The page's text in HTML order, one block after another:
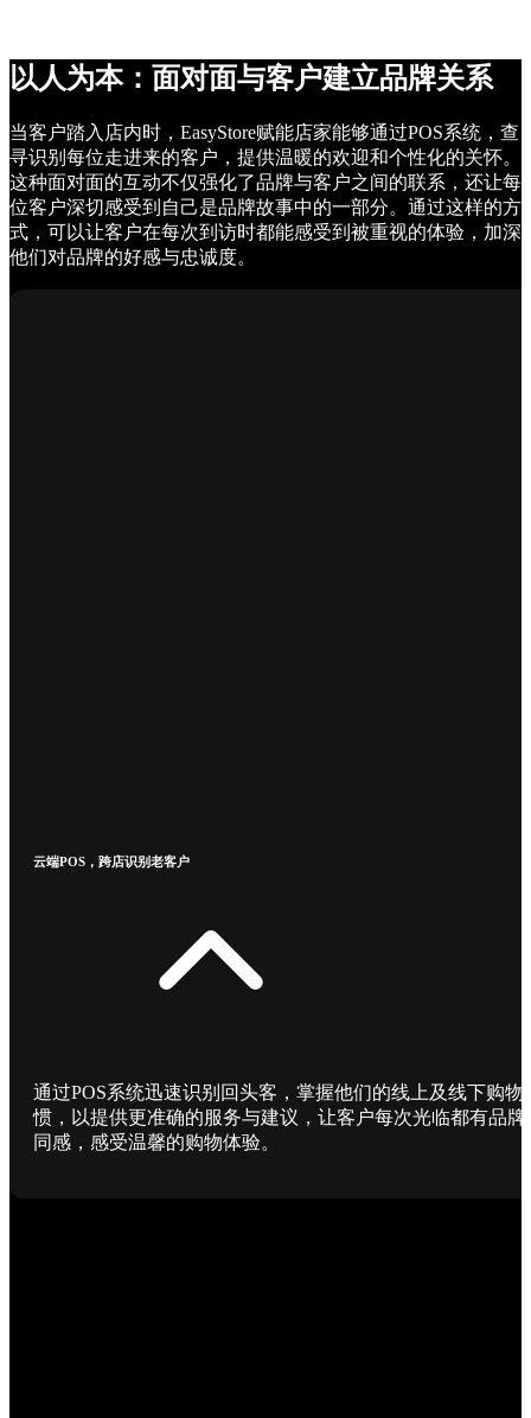
以人为本：面对面与客户建立品牌关系
当客户踏入店内时，EasyStore赋能店家能够通过POS系统，查
寻识别每位走进来的客户，提供温暖的欢迎和个性化的关怀。
这种面对面的互动不仅强化了品牌与客户之间的联系，还让每
位客户深切感受到自己是品牌故事中的一部分。通过这样的方
式，可以让客户在每次到访时都能感受到被重视的体验，加深
他们对品牌的好感与忠诚度。
云端POS，跨店识别老客户
通过POS系统迅速识别回头客，掌握他们的线上及线下购物
惯，以提供更准确的服务与建议，让客户每次光临都有品牌
同感，感受温馨的购物体验。